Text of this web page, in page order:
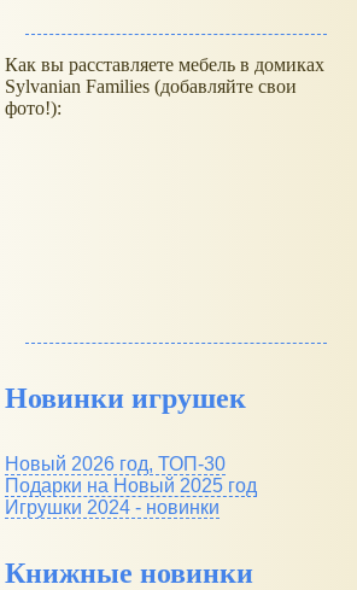
Kitty -
"Китти и
семья"
Материалы
изготовления
детской
Как вы расставляете мебель в домиках
Sylvanian Families (добавляйте свои
фото!):
Новинки игрушек
Новый 2026 год, ТОП-30
Подарки на Новый 2025 год
Игрушки 2024 - новинки
Книжные новинки